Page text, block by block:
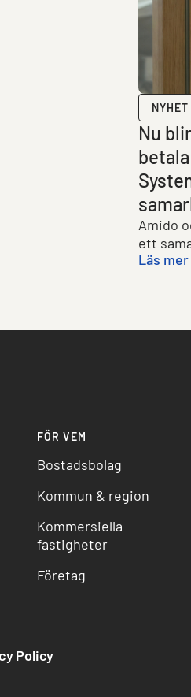
NYHET
Nu
Amido
ett
Läs mer
FÖR VEM
Bostadsbolag
Kommun & region
Kommersiella
fastigheter
Företag
Policy